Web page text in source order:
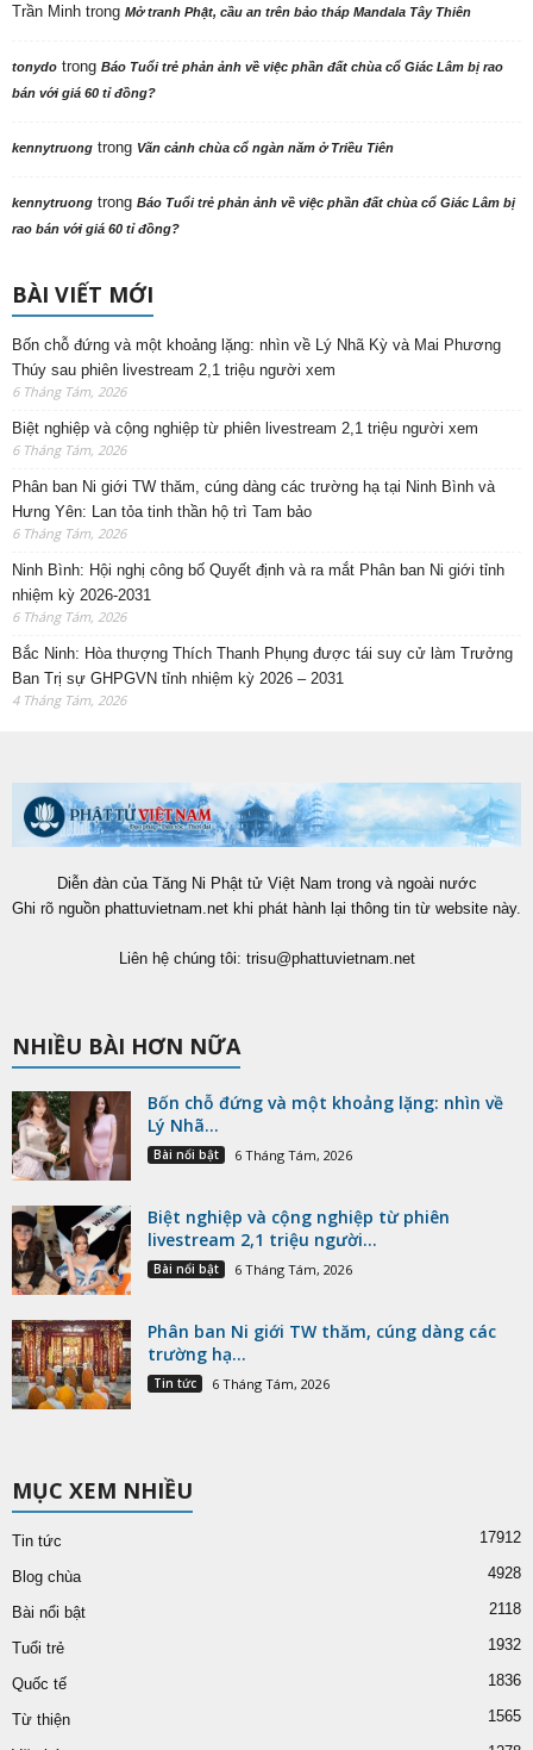
Trần Minh trong Mở tranh Phật, cầu an trên bảo tháp Mandala Tây Thiên
tonydo trong Báo Tuổi trẻ phản ảnh về việc phần đất chùa cổ Giác Lâm bị rao
bán với giá 60 tỉ đồng?
kennytruong trong Vãn cảnh chùa cổ ngàn năm ở Triều Tiên
kennytruong trong Báo Tuổi trẻ phản ảnh về việc phần đất chùa cổ Giác Lâm bị
rao bán với giá 60 tỉ đồng?
BÀI VIẾT MỚI
Bốn chỗ đứng và một khoảng lặng: nhìn về Lý Nhã Kỳ và Mai Phương
Thúy sau phiên livestream 2,1 triệu người xem
6 Tháng Tám, 2026
Biệt nghiệp và cộng nghiệp từ phiên livestream 2,1 triệu người xem
6 Tháng Tám, 2026
Phân ban Ni giới TW thăm, cúng dàng các trường hạ tại Ninh Bình và
Hưng Yên: Lan tỏa tinh thần hộ trì Tam bảo
6 Tháng Tám, 2026
Ninh Bình: Hội nghị công bố Quyết định và ra mắt Phân ban Ni giới tỉnh
nhiệm kỳ 2026-2031
6 Tháng Tám, 2026
Bắc Ninh: Hòa thượng Thích Thanh Phụng được tái suy cử làm Trưởng
Ban Trị sự GHPGVN tỉnh nhiệm kỳ 2026 – 2031
4 Tháng Tám, 2026
Diễn đàn của Tăng Ni Phật tử Việt Nam trong và ngoài nước
Ghi rõ nguồn phattuvietnam.net khi phát hành lại thông tin từ website này.
Liên hệ chúng tôi: trisu@phattuvietnam.net
NHIỀU BÀI HƠN NỮA
Bốn chỗ đứng và một khoảng lặng: nhìn về
Lý Nhã...
Bài nổi bật 6 Tháng Tám, 2026
Biệt nghiệp và cộng nghiệp từ phiên
livestream 2,1 triệu người...
Bài nổi bật 6 Tháng Tám, 2026
Phân ban Ni giới TW thăm, cúng dàng các
trường hạ...
Tin tức 6 Tháng Tám, 2026
MỤC XEM NHIỀU
Tin tức 17912
Blog chùa 4928
Bài nổi bật 2118
Tuổi trẻ 1932
Quốc tế 1836
Từ thiện 1565